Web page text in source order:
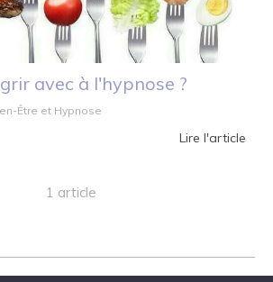
avec à l'hypnose ?
Être et Hypnose
Lire l'article
1 article